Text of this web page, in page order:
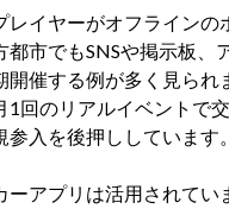
イヤーがオフライン
市でもSNSや掲示板、
催する例が多く見られ
回のリアルイベントで
入を後押ししています。
アプリは活用されてい